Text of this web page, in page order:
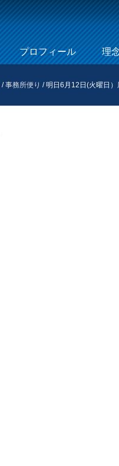
プロフィール 理
/事務所便り /明日6月12日(火曜日